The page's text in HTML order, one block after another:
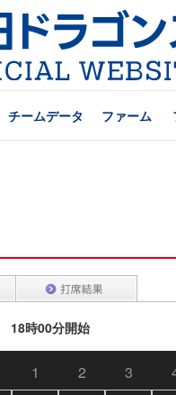
チームデータ ファーム
18時00分開始
1 2 3